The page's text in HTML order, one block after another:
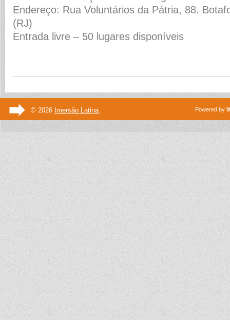
Endereço: Rua Voluntários da Pátria, 88.
(RJ)
Entrada livre – 50 lugares disponíveis
© 2026 Imersão Latina. Powered by